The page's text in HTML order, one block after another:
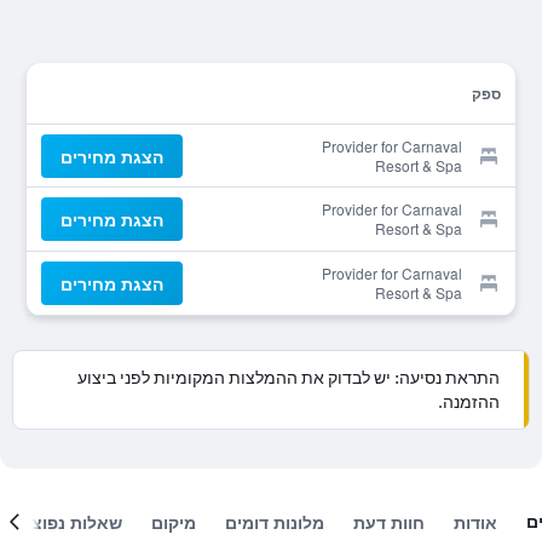
ספק
Provider for Carnaval
Resort & Spa
הצגת מחירים
Provider for Carnaval
Resort & Spa
הצגת מחירים
Provider for Carnaval
Resort & Spa
הצגת מחירים
התראת נסיעה: יש לבדוק את ההמלצות המקומיות לפני ביצוע
ההזמנה.
אודות חוות דעת מלונות דומים מיקום שאלות נפוצות